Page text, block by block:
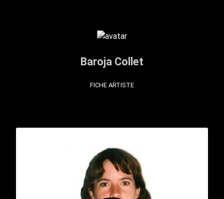
Baroja Collet
FICHE ARTISTE